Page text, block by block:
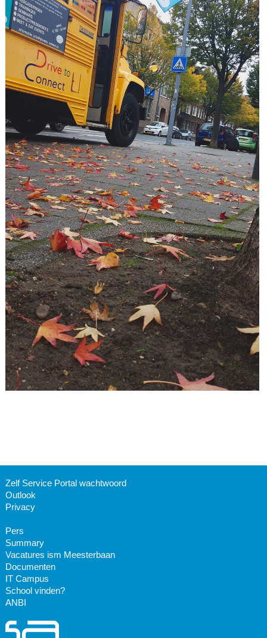
Zelf Service Portal wachtwoord
Outlook
Privacy
Pers
Summary
Vacatures ism Meesterbaan
Documenten
IT Campus
School vinden?
ANBI